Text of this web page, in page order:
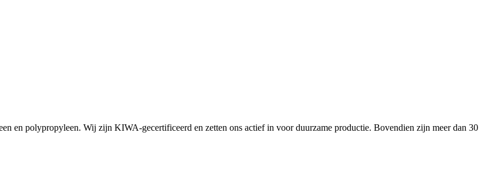
en polypropyleen. Wij zijn KIWA-gecertificeerd en zetten ons actief in voor duurzame productie. Bovendien zijn meer dan 30